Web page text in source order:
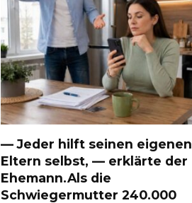
— Jeder hilft seinen eigenen
Eltern selbst, — erklärte der
Ehemann.Als die
Schwiegermutter 240.000